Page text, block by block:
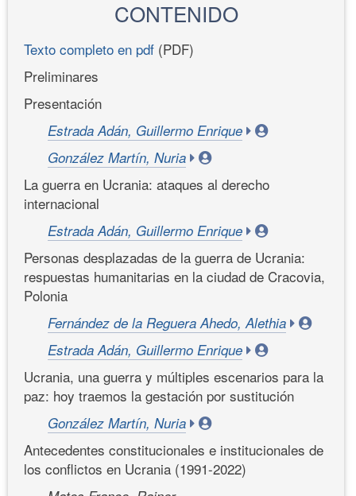
CONTENIDO
Texto completo en pdf (PDF)
Preliminares
Presentación
Estrada Adán, Guillermo Enrique
González Martín, Nuria
La guerra en Ucrania: ataques al derecho
internacional
Estrada Adán, Guillermo Enrique
Personas desplazadas de la guerra de Ucrania:
respuestas humanitarias en la ciudad de Cracovia,
Polonia
Fernández de la Reguera Ahedo, Alethia
Estrada Adán, Guillermo Enrique
Ucrania, una guerra y múltiples escenarios para la
paz: hoy traemos la gestación por sustitución
González Martín, Nuria
Antecedentes constitucionales e institucionales de
los conflictos en Ucrania (1991-2022)